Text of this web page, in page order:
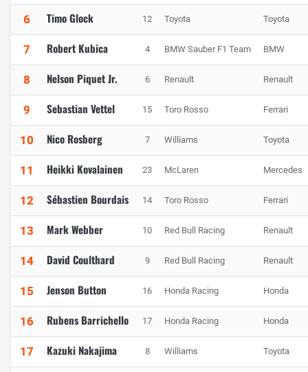
6 Timo Glock 12 Toyota Toyota
7 Robert Kubica 4 BMW Sauber F1 Team BMW
8 Nelson Piquet Jr. 6 Renault Renault
9 Sebastian Vettel 15 Toro Rosso Ferrari
10 Nico Rosberg 7 Williams Toyota
11 Heikki Kovalainen 23 McLaren Mercedes
12 Sébastien Bourdais 14 Toro Rosso Ferrari
13 Mark Webber 10 Red Bull Racing Renault
14 David Coulthard 9 Red Bull Racing Renault
15 Jenson Button 16 Honda Racing Honda
16 Rubens Barrichello 17 Honda Racing Honda
17 Kazuki Nakajima 8 Williams Toyota